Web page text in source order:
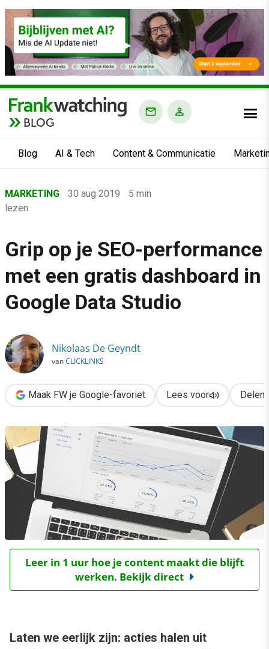
BLOG
Blog AI & Tech Content & Communicatie
›
Marketing
›
Grip op je SEO-performance met een gratis dashboard in
MARKETING 30 aug 2019
5 min
lezen
Grip op je SEO-performance
met een gratis dashboard in
Google Data Studio
Nikolaas De Geyndt
vanCLICKLINKS
Maak FW je Google-favoriet Lees voor Delen
Leer in 1 uur hoe je content maakt die blijft
werken. Bekijk direct
Laten we eerlijk zijn: acties halen uit